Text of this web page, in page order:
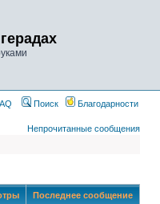
Поиск Благодарности
Непрочитанные сообщения
Последнее сообщение